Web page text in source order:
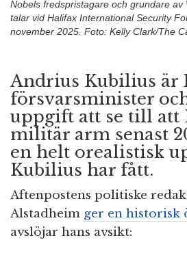
Nobels fredspristagare och grundare av
talar vid Halifax International Security
november 2025. Foto: Kelly Clark/The
Andrius Kubilius är
försvarsminister
uppgift att se till att
militär arm senast
en helt orealistisk
Kubilius har fått.
Aftenpostens politiske
Alstadheim ger en historisk
avslöjar hans avsikt: